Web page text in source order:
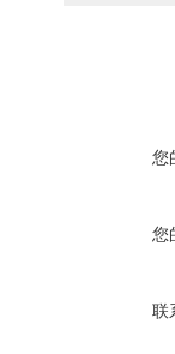
您
您
联